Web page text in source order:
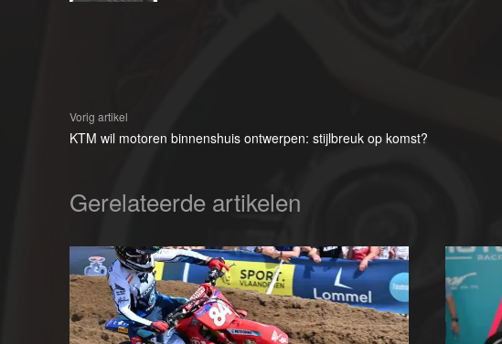
Vorig artikel
KTM wil motoren binnenshuis ontwerpen: stijlbreuk op komst?
Gerelateerde artikelen